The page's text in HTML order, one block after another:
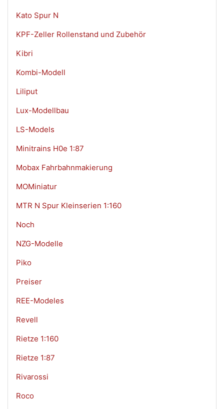
Kato Spur N
KPF-Zeller Rollenstand und Zubehör
Kibri
Kombi-Modell
Liliput
Lux-Modellbau
LS-Models
Minitrains H0e 1:87
Mobax Fahrbahnmakierung
MOMiniatur
MTR N Spur Kleinserien 1:160
Noch
NZG-Modelle
Piko
Preiser
REE-Modeles
Revell
Rietze 1:160
Rietze 1:87
Rivarossi
Roco